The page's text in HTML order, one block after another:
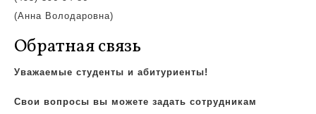
(Анна Володаровна)
Обратная связь
Уважаемые студенты и абитуриенты!
Свои вопросы вы можете задать сотрудникам